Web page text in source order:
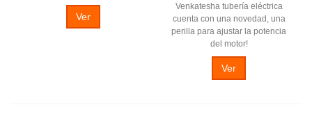
Ver
Venkatesha tubería eléctrica
cuenta con una novedad, una
perilla para ajustar la potencia
del motor!
Ver